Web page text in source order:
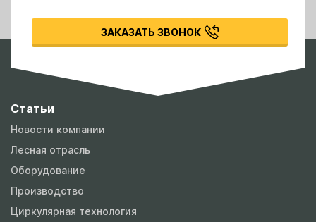
ЗАКАЗАТЬ ЗВОНОК
Статьи
Новости компании
Лесная отрасль
Оборудование
Производство
Циркулярная технология